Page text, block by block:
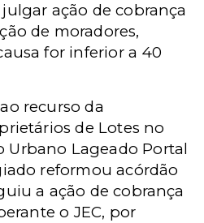
ação de cobrança
de moradores,
for inferior a 40
recurso da
de Lotes no
Urbano Lageado Portal
reformou acórdão
a ação de cobrança
o JEC, por